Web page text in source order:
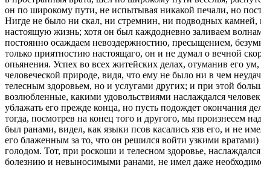
он по широкому пути, не испытывая никакой печали, но
Нигде не было ни скал, ни стремнин, ни подводных камней,
настоящую жизнь; хотя он был каждодневно заливаем
постоянно осаждаем невоздержностию, пресыщением,
только приятностию настоящаго, он и не думал о вечной
опьянения. Успех во всех житейских делах, отуманив его
человеческой природе, видя, что ему не было ни в чем
телесным здоровьем, но и услугами других; и при этой
возлюбленные, какими удовольствиями наслаждался
ублажать его прежде конца, но пусть подождет окончания
тогда, посмотрев на конец того и другого, мы произнесем
был ранами, видел, как языки псов касались язв его, и не
его блаженным за то, что он решился войти узкими
голодом. Тот, при роскоши и телесном здоровье,
болезнию и невыносимыми ранами, не имел даже